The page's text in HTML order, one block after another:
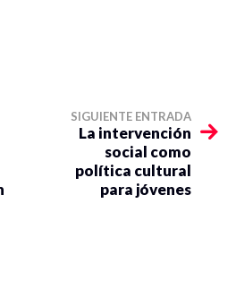
SIGUIENTE ENTRADA
La intervención
social como
política cultural
para jóvenes